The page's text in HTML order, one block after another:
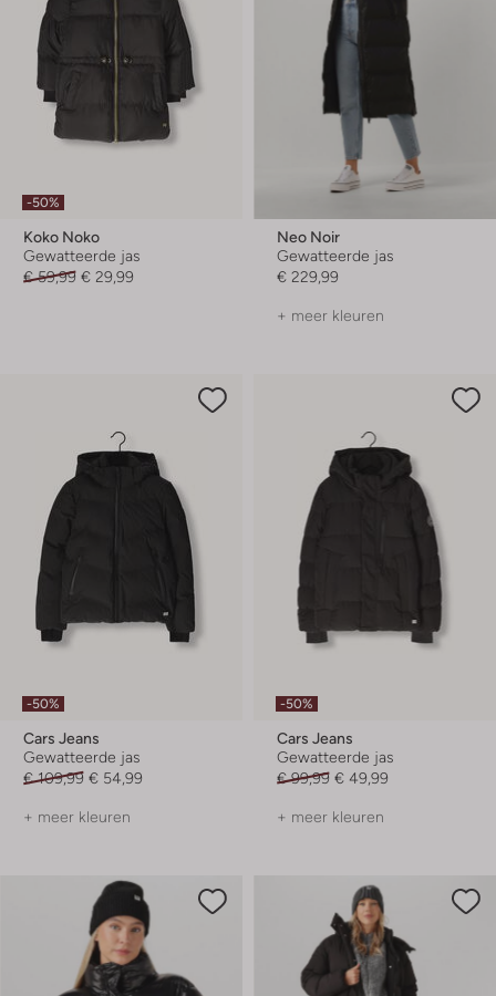
-50%
Koko Noko
Gewatteerde jas
€ 59,99 € 29,99
Neo Noir
Gewatteerde jas
€ 229,99
+ meer kleuren
-50%
Cars Jeans
Gewatteerde jas
€ 109,99 € 54,99
+ meer kleuren
-50%
Cars Jeans
Gewatteerde jas
€ 99,99 € 49,99
+ meer kleuren